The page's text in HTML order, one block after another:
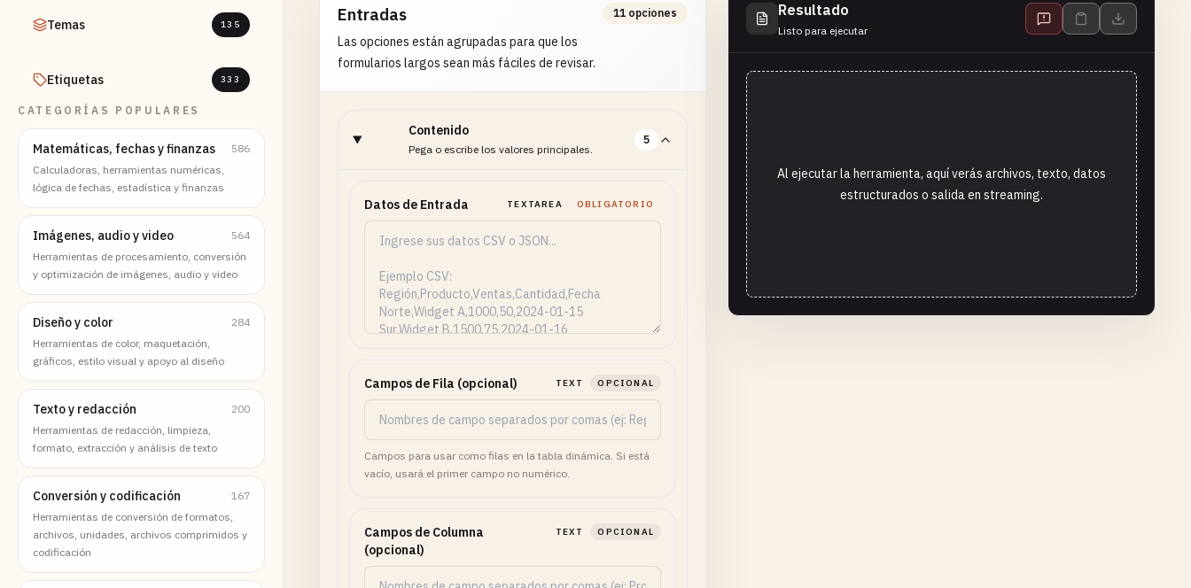
Temas 135
Etiquetas 333
CATEGORÍAS POPULARES
Matemáticas, fechas y finanzas
586
Calculadoras, herramientas numéricas,
lógica de fechas, estadística y finanzas
Imágenes, audio y video
564
Herramientas de procesamiento, conversión
y optimización de imágenes, audio y video
Diseño y color
284
Herramientas de color, maquetación,
gráficos, estilo visual y apoyo al diseño
Texto y redacción
200
Herramientas de redacción, limpieza,
formato, extracción y análisis de texto
Conversión y codificación
167
Herramientas de conversión de formatos,
archivos, unidades, archivos comprimidos y
codificación
Entradas
Las opciones están agrupadas para que los
formularios largos sean más fáciles de revisar.
11 opciones
Contenido
Pega o escribe los valores principales.
5
Datos de Entrada TEXTAREA OBLIGATORIO
Campos de Fila (opcional) TEXT OPCIONAL
Campos para usar como filas en la tabla dinámica. Si está
vacío, usará el primer campo no numérico.
Campos de Columna
(opcional)
TEXT OPCIONAL
Resultado
Listo para ejecutar
Al ejecutar la herramienta, aquí verás archivos, texto, datos
estructurados o salida en streaming.